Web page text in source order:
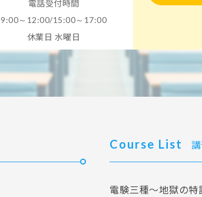
電話受付時間
9:00～12:00/15:00～17:00
休業日 水曜日
Course List
電験三種～地獄の特